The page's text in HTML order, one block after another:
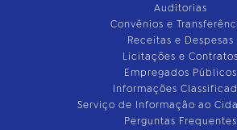
Auditorias
Convênios e
Receitas e Despesas
Licitações e Contratos
Empregados Públicos
Informações
Serviço de Informação ao
Perguntas Frequentes